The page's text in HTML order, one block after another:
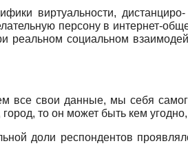
виртуальности,
персону в интернет-
реальном социальном
свои данные, мы себя
то он может быть кем
доли респондентов